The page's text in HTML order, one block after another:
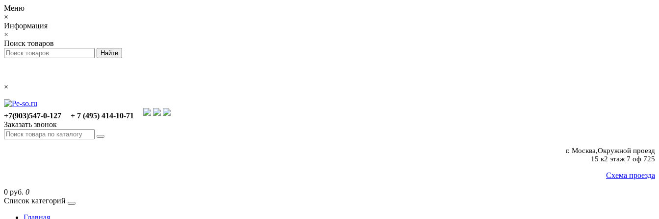
Меню
×
Информация
×
Поиск товаров
×
+7(903)547-0-127
+ 7 (495) 414-10-71
Заказать звонок
г. Москва,Окружной проезд
15 к2 этаж 7 оф 725
Схема проезда
0 руб. 0
Список категорий
Главная